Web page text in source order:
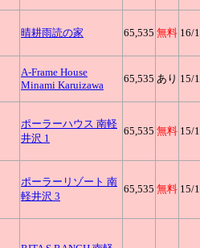
晴耕雨読の家 65,535 無料 16/
A-Frame House
Minami Karuizawa
65,535 あり 15/
ポーラーハウス 南軽
井沢 1
65,535 無料 15/
ポーラーリゾート 南
軽井沢 3
65,535 無料 15/